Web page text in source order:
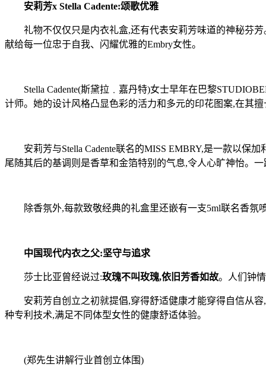
安莉芳x Stella Cadente:颂歌优雅
礼物不仅仅只是内衣礼盒,还有代表安莉芳味道的神秘芬芳
献给每一位忠于自我、闪耀优雅的Embry女性。
Stella Cadente(斯黛拉﹒嘉丹特)女士早年在巴黎
计师。她的设计风格凸显色彩的活力和多元的印花图案,在其
安莉芳与Stella Cadente联名的MISS EMBRY,是一款以保
尾随其后的基调则是香草和金箔特别的气息,令人心旷神怡。
除香氛外,每款致敬经典的礼盒里还嵌有一支5ml联名香氛
中国现代内衣之父:坚守与追求
莎士比亚曾经说过:玫瑰不叫玫瑰,依旧芳香如故。人们钟
安莉芳自创立之初就提倡,穿得舒适健康才能穿得自信从容,
种专利技术,满足不同体型女性的健康舒适体验。
(郑先生讲解行业首创立体围)